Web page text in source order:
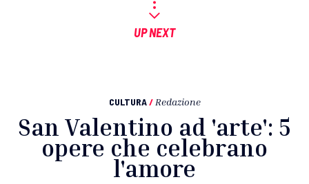
UP NEXT
CULTURA / Redazione
San Valentino ad 'arte': 5
opere che celebrano
l'amore